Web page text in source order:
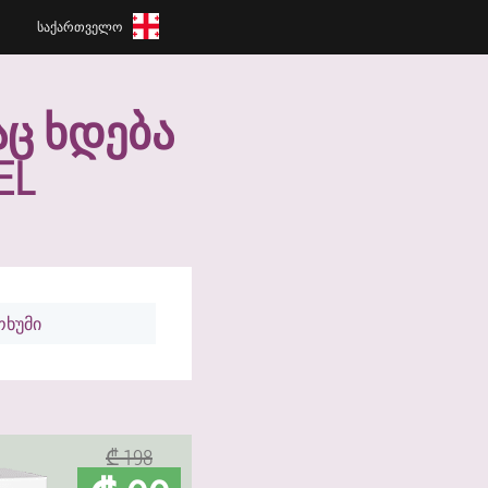
ᲡᲐᲥᲐᲠᲗᲕᲔᲚᲝ
ᲮᲓᲔᲑᲐ
₾ 198